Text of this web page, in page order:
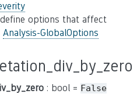
options that affect
Analysis-GlobalOptions
: bool = False